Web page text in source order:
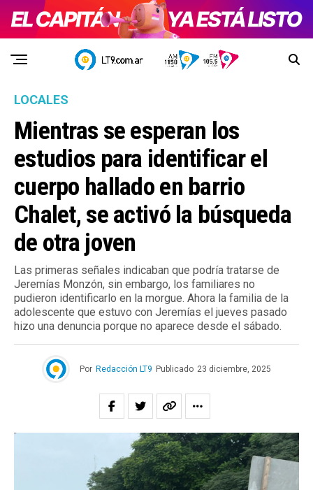
LOCALES
Mientras se esperan los
estudios para identificar el
cuerpo hallado en barrio
Chalet, se activó la búsqueda
de otra joven
Las primeras señales indicaban que podría tratarse de
Jeremías Monzón, sin embargo, los familiares no
pudieron identificarlo en la morgue. Ahora la familia de la
adolescente que estuvo con Jeremías el jueves pasado
hizo una denuncia porque no aparece desde el sábado.
Por Redacción LT9 Publicado 23 diciembre, 2025